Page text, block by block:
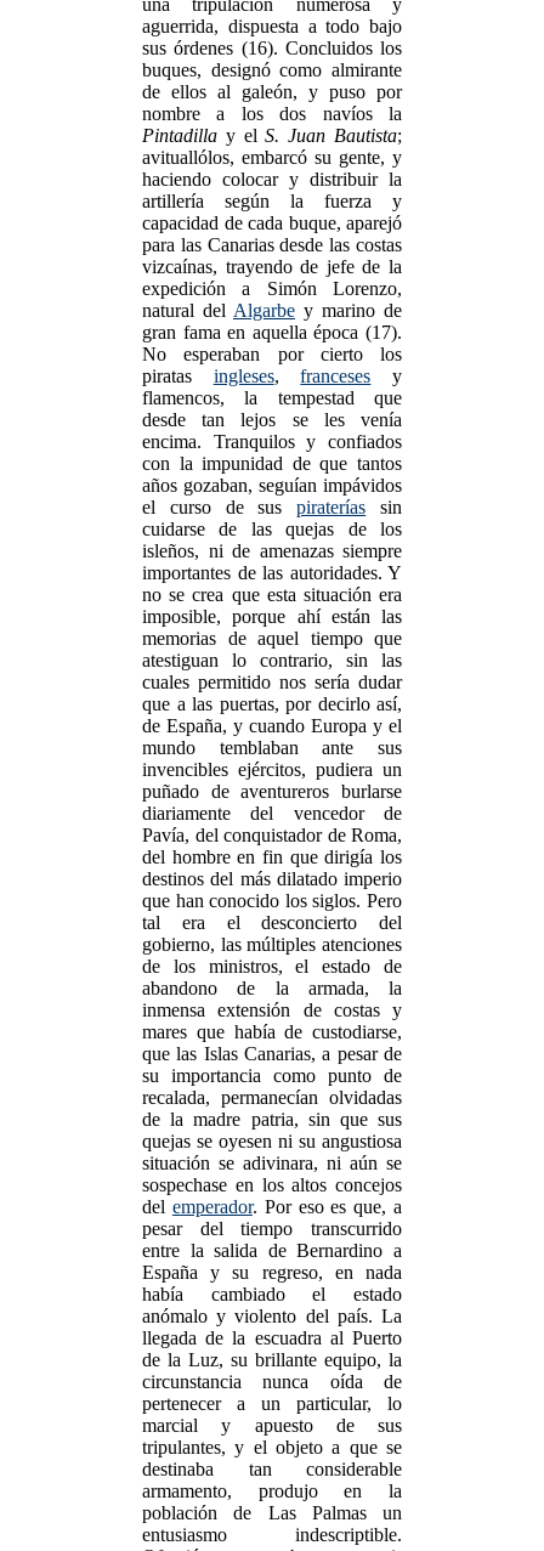
una tripulación numerosa y
aguerrida, dispuesta a todo bajo
sus órdenes (16). Concluidos los
buques, designó como almirante
de ellos al galeón, y puso por
nombre a los dos navíos la
Pintadilla y elS. Juan Bautista;
avituallólos, embarcó su gente, y
haciendo colocar y distribuir la
artillería según la fuerza y
capacidad de cada buque, aparejó
para las Canarias desde las costas
vizcaínas, trayendo de jefe de la
expedición a Simón Lorenzo,
natural del Algarbe y marino de
gran fama en aquella época (17).
No esperaban por cierto los
piratas ingleses,franceses y
flamencos, la tempestad que
desde tan lejos se les venía
encima. Tranquilos y confiados
con la impunidad de que tantos
años gozaban, seguían impávidos
el curso de suspiraterías sin
cuidarse de las quejas de los
isleños, ni de amenazas siempre
importantes de las autoridades. Y
no se crea que esta situación era
imposible, porque ahí están las
memorias de aquel tiempo que
atestiguan lo contrario, sin las
cuales permitido nos sería dudar
que a las puertas, por decirlo así,
de España, y cuando Europa y el
mundo temblaban ante sus
invencibles ejércitos, pudiera un
puñado de aventureros burlarse
diariamente del vencedor de
Pavía, del conquistador de Roma,
del hombre en fin que dirigía los
destinos del más dilatado imperio
que han conocido los siglos. Pero
tal era el desconcierto del
gobierno, las múltiples atenciones
de los ministros, el estado de
abandono de la armada, la
inmensa extensión de costas y
mares que había de custodiarse,
que las Islas Canarias, a pesar de
su importancia como punto de
recalada, permanecían olvidadas
de la madre patria, sin que sus
quejas se oyesen ni su angustiosa
situación se adivinara, ni aún se
sospechase en los altos concejos
del emperador. Por eso es que, a
pesar del tiempo transcurrido
entre la salida de Bernardino a
España y su regreso, en nada
había cambiado el estado
anómalo y violento del país. La
llegada de la escuadra al Puerto
de la Luz, su brillante equipo, la
circunstancia nunca oída de
pertenecer a un particular, lo
marcial y apuesto de sus
tripulantes, y el objeto a que se
destinaba tan considerable
armamento, produjo en la
población de Las Palmas un
entusiasmo indescriptible.